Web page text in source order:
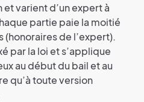
varient d’un expert à
partie paie la moitié
(honoraires de l’expert).
par la loi et s’applique
au début du bail et au
qu’à toute version